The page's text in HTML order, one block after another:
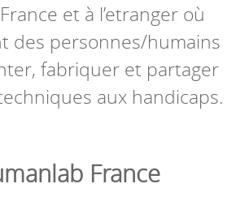
et à l’etranger où
des personnes/humains
fabriquer et partager
aux handicaps.
France